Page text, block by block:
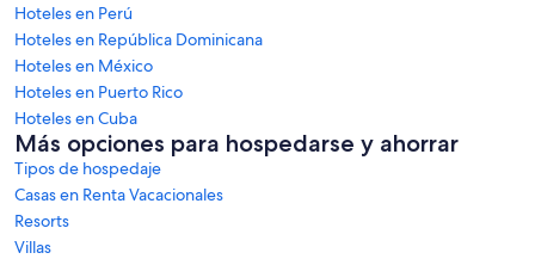
Hoteles en Perú
Hoteles en República Dominicana
Hoteles en México
Hoteles en Puerto Rico
Hoteles en Cuba
Más opciones para hospedarse y ahorrar
Tipos de hospedaje
Casas en Renta Vacacionales
Resorts
Villas